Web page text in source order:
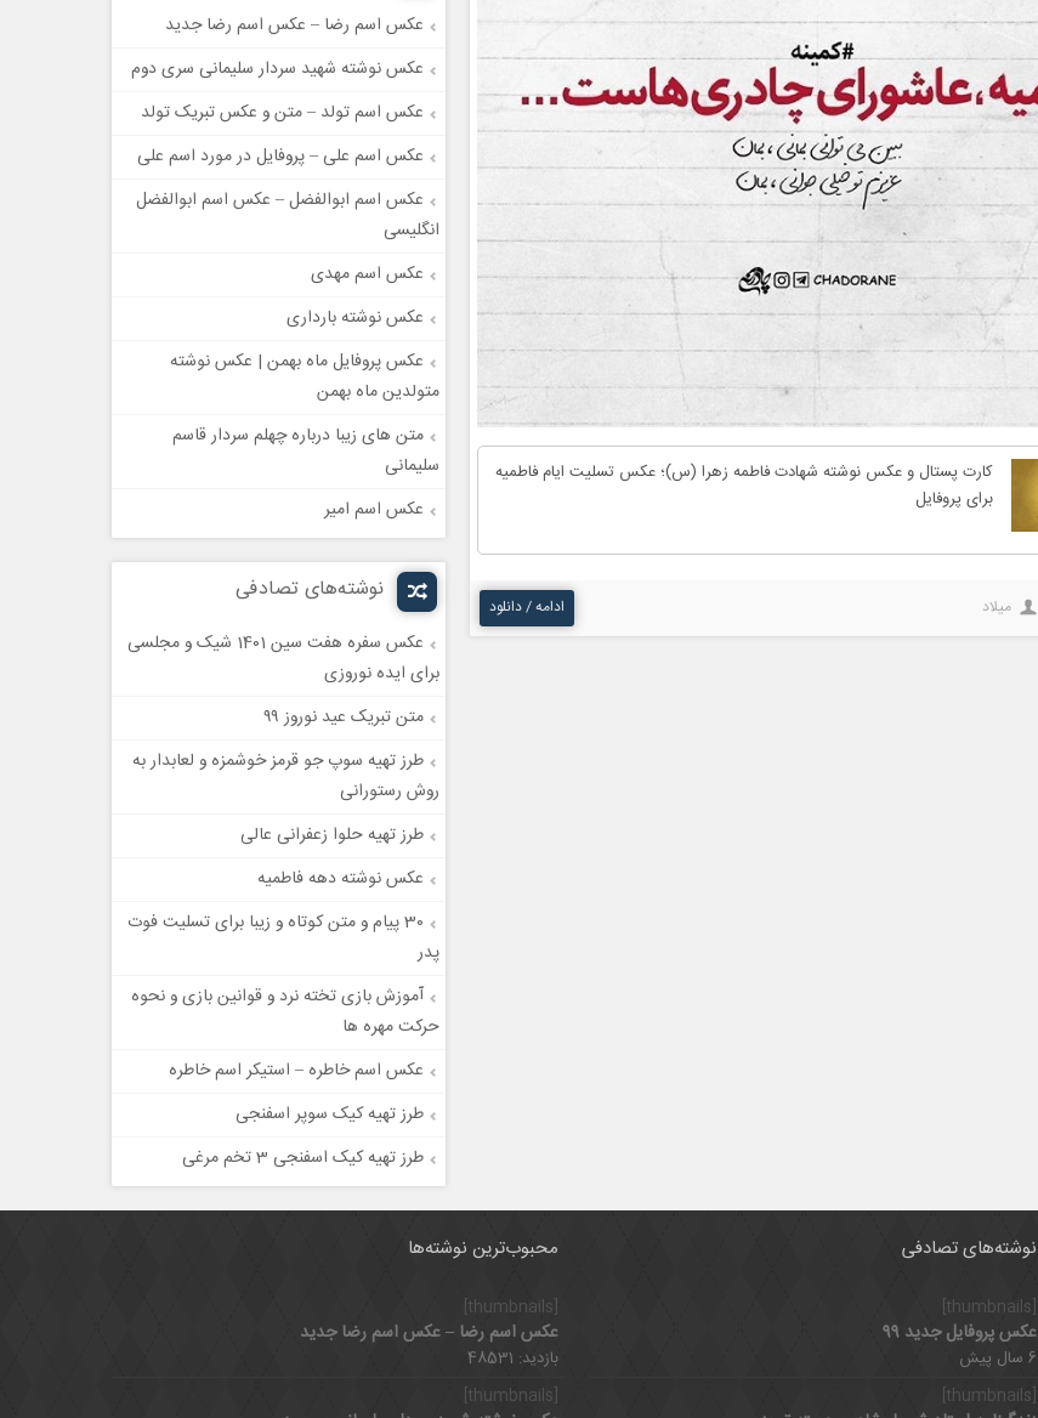
کارت پستال و عکس نوشته شهادت فاطمه زهرا (س)؛ عکس تسلیت ایام فاطمیه
برای پروفایل
میلاد ادامه / دانلود
عکس اسم رضا – عکس اسم رضا جدید
عکس نوشته شهید سردار سلیمانی سری دوم
عکس اسم تولد – متن و عکس تبریک تولد
عکس اسم علی – پروفایل در مورد اسم علی
عکس اسم ابوالفضل – عکس اسم ابوالفضل
انگلیسی
عکس اسم مهدی
عکس نوشته بارداری
عکس پروفایل ماه بهمن | عکس نوشته
متولدین ماه بهمن
متن های زیبا درباره چهلم سردار قاسم
سلیمانی
عکس اسم امیر
نوشته‌های تصادفی
عکس سفره هفت سین 1401 شیک و مجلسی
برای ایده نوروزی
متن تبریک عید نوروز ۹۹
طرز تهیه سوپ جو قرمز خوشمزه و لعابدار به
روش رستورانی
طرز تهیه حلوا زعفرانی عالی
عکس نوشته دهه فاطمیه
30 پیام و متن کوتاه و زیبا برای تسلیت فوت
پدر
آموزش بازی تخته نرد و قوانین بازی و نحوه
حرکت مهره ها
عکس اسم خاطره – استیکر اسم خاطره
طرز تهیه کیک سوپر اسفنجی
طرز تهیه کیک اسفنجی 3 تخم مرغی
نوشته‌های تصادفی
[thumbnails]
عکس پروفایل جدید 99
6 سال پیش
[thumbnails]
محبوب‌ترین نوشته‌ها
[thumbnails]
عکس اسم رضا – عکس اسم رضا جدید
بازدید: 48531
[thumbnails]